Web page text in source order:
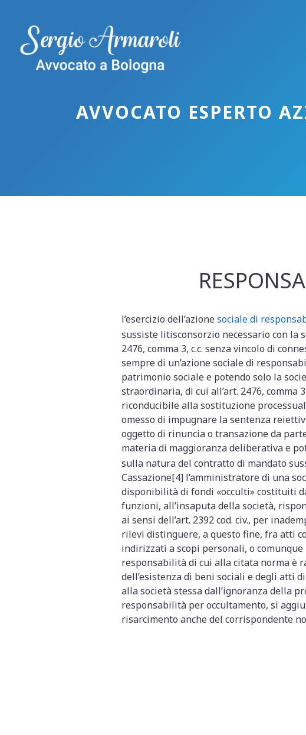
contenuto
AVVOCATO ESPERTO
l’esercizio dell’azionesociale di
sussiste litisconsorzio necessario con la
2476, comma 3, c.c. senza vincolo di
sempre di un’azione sociale di
patrimonio sociale e potendo solo la
straordinaria, di cui all’art. 2476, comma
riconducibile alla sostituzione
omesso di impugnare la sentenza
oggetto di rinuncia o transazione da
materia di maggioranza deliberativa e
sulla natura del contratto di mandato
Cassazione[4] l’amministratore di una
disponibilità di fondi «occulti» costituiti
funzioni, all’insaputa della società,
ai sensi dell’art. 2392 cod. civ., per
rilevi distinguere, a questo fine, fra atti
indirizzati a scopi personali, o
responsabilità di cui alla citata norma è
dell’esistenza di beni sociali e degli atti
alla società stessa dall’ignoranza della
responsabilità per occultamento, si
risarcimento anche del corrispondente